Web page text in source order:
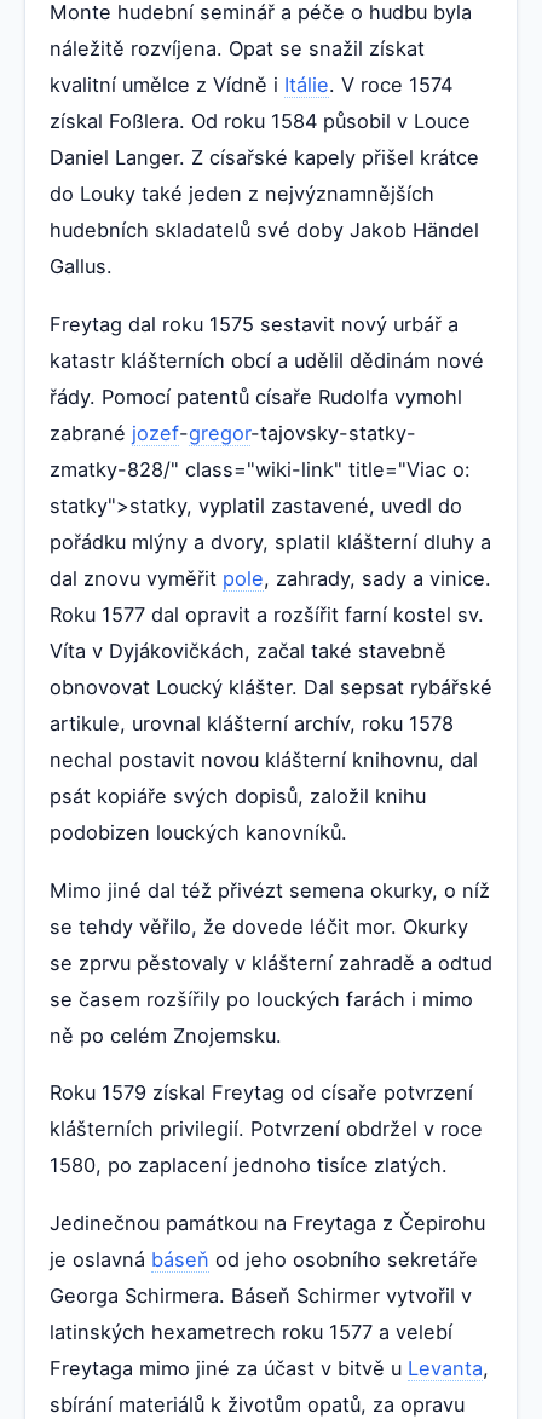
Monte hudební seminář a péče o hudbu byla
náležitě rozvíjena. Opat se snažil získat
kvalitní umělce z Vídně i Itálie. V roce 1574
získal Foßlera. Od roku 1584 působil v Louce
Daniel Langer. Z císařské kapely přišel krátce
do Louky také jeden z nejvýznamnějších
hudebních skladatelů své doby Jakob Händel
Gallus.
Freytag dal roku 1575 sestavit nový urbář a
katastr klášterních obcí a udělil dědinám nové
řády. Pomocí patentů císaře Rudolfa vymohl
zabrané jozef-gregor-tajovsky-statky-
zmatky-828/" class="wiki-link" title="Viac o:
statky">statky, vyplatil zastavené, uvedl do
pořádku mlýny a dvory, splatil klášterní dluhy a
dal znovu vyměřit pole, zahrady, sady a vinice.
Roku 1577 dal opravit a rozšířit farní kostel sv.
Víta v Dyjákovičkách, začal také stavebně
obnovovat Loucký klášter. Dal sepsat rybářské
artikule, urovnal klášterní archív, roku 1578
nechal postavit novou klášterní knihovnu, dal
psát kopiáře svých dopisů, založil knihu
podobizen louckých kanovníků.
Mimo jiné dal též přivézt semena okurky, o níž
se tehdy věřilo, že dovede léčit mor. Okurky
se zprvu pěstovaly v klášterní zahradě a odtud
se časem rozšířily po louckých farách i mimo
ně po celém Znojemsku.
Roku 1579 získal Freytag od císaře potvrzení
klášterních privilegií. Potvrzení obdržel v roce
1580, po zaplacení jednoho tisíce zlatých.
Jedinečnou památkou na Freytaga z Čepirohu
je oslavná báseň od jeho osobního sekretáře
Georga Schirmera. Báseň Schirmer vytvořil v
latinských hexametrech roku 1577 a velebí
Freytaga mimo jiné za účast v bitvě u Levanta,
sbírání materiálů k životům opatů, za opravu